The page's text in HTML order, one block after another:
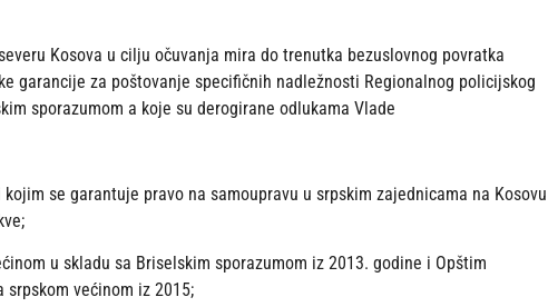
Kosova u cilju očuvanja mira do trenutka bezuslovnog povratka
garancije za poštovanje specifičnih nadležnosti Regionalnog policijskog
sporazumom a koje su derogirane odlukama Vlade
se garantuje pravo na samoupravu u srpskim zajednicama na Kosovu
u skladu sa Briselskim sporazumom iz 2013. godine i Opštim
većinom iz 2015;